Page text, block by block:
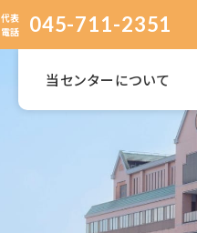
代表
電話
045-711-2351
当センターについて